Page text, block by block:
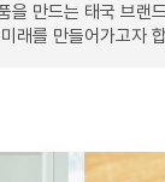
을 만드는 태국 브랜
래를 만들어가고자